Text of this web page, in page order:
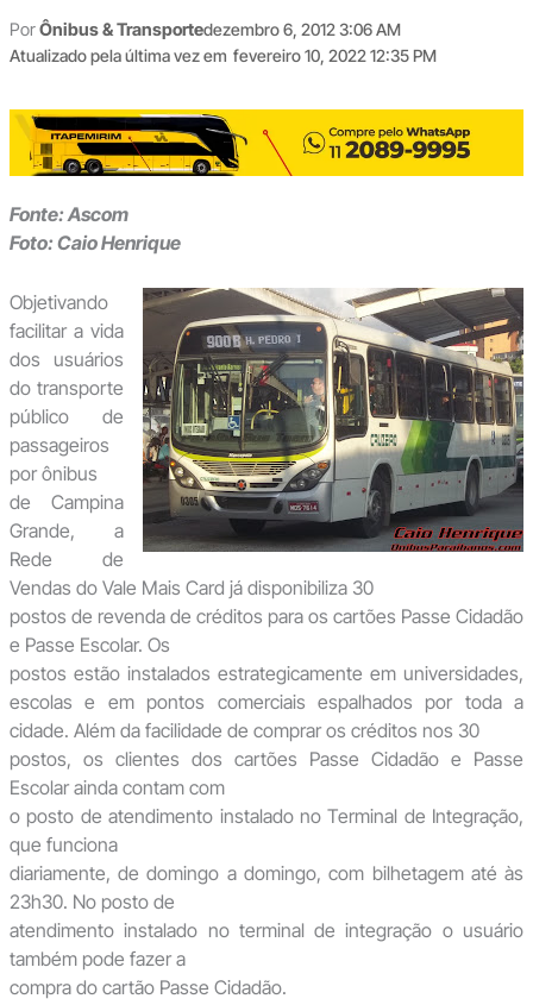
PorÔnibus & Transportedezembro 6, 2012 3:06 AM
Atualizado pela última vez em fevereiro 10, 2022 12:35 PM
Fonte: Ascom
Foto: Caio Henrique
Objetivando
facilitar a vida
dos usuários
do transporte
público de
passageiros
por ônibus
de Campina
Grande, a
Rede de
Vendas do Vale Mais Card já disponibiliza 30
postos de revenda de créditos para os cartões Passe Cidadão
e Passe Escolar. Os
postos estão instalados estrategicamente em universidades,
escolas e em pontos comerciais espalhados por toda a
cidade. Além da facilidade de comprar os créditos nos 30
postos, os clientes dos cartões Passe Cidadão e Passe
Escolar ainda contam com
o posto de atendimento instalado no Terminal de Integração,
que funciona
diariamente, de domingo a domingo, com bilhetagem até às
23h30. No posto de
atendimento instalado no terminal de integração o usuário
também pode fazer a
compra do cartão Passe Cidadão.